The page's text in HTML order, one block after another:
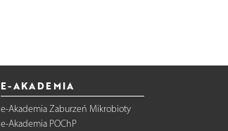
E-AKADEMIA
e-Akademia Zaburzeń Mikrobioty
e-Akademia POChP